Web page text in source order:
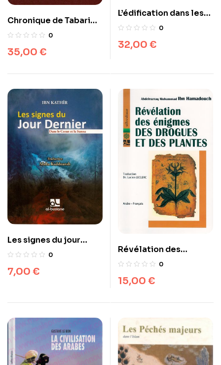
Chronique de Tabari
(Histoire des envoyés
0
35,00 €
L’édification dans les
états des morts et les
Delà – Tazkira –
0
32,00 €
Les signes du jour
dernier – Al Bustane
0
7,00 €
Révélation des
énigmes des drogues
0
15,00 €